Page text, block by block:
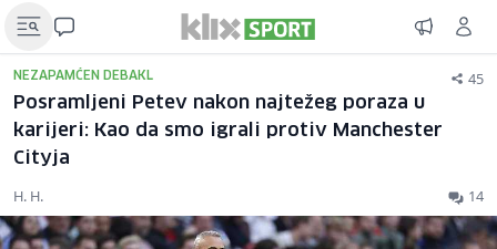
NEZAPAMĆEN DEBAKL 45
Posramljeni Petev nakon najtežeg poraza u
karijeri: Kao da smo igrali protiv Manchester
Cityja
H. H. 14